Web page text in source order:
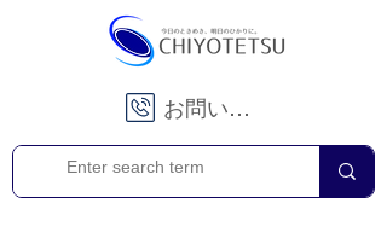
お問い合わせ